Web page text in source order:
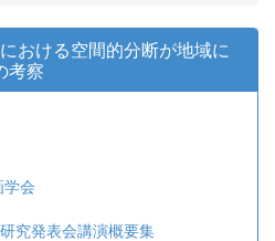
おける空間的分断が地域に
考察
会
究発表会講演概要集